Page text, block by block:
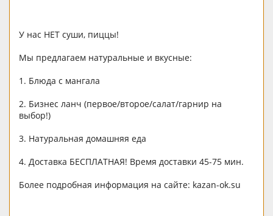
У нас НЕТ суши, пиццы!
Мы предлагаем натуральные и вкусные:
1. Блюда с мангала
2. Бизнес ланч (первое/второе/салат/гарнир на
выбор!)
3. Натуральная домашняя еда
4. Доставка БЕСПЛАТНАЯ! Время доставки 45-75 мин.
Более подробная информация на сайте: kazan-ok.su